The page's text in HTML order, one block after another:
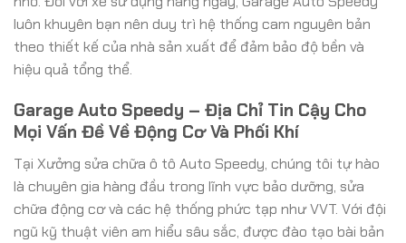
luôn khuyên bạn nên duy trì hệ thống cam nguyên bản
theo thiết kế của nhà sản xuất để đảm bảo độ bền và
hiệu quả tổng thể.
Garage Auto Speedy – Địa Chỉ Tin Cậy Cho
Mọi Vấn Đề Về Động Cơ Và Phối Khí
Tại Xưởng sửa chữa ô tô Auto Speedy, chúng tôi tự hào
là chuyên gia hàng đầu trong lĩnh vực bảo dưỡng, sửa
chữa động cơ và các hệ thống phức tạp như VVT. Với đội
ngũ kỹ thuật viên am hiểu sâu sắc, được đào tạo bài bản